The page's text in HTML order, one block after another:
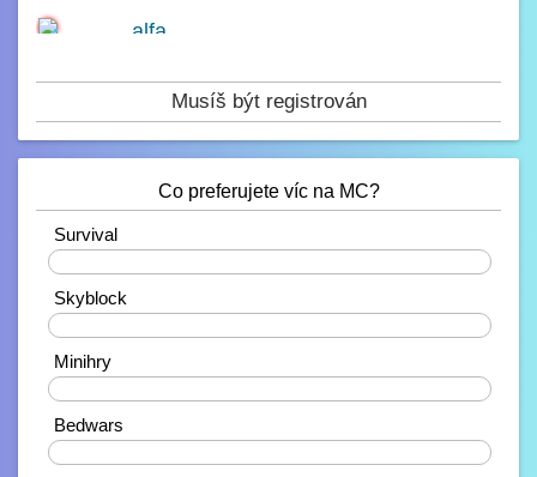
alfa
Paulie
Paulie
10.2. 2023, 21:38
Rendiikk_
Zdravíčko ????
7.2. 2023, 00:06
corveck
Musíš být registrován
Co preferujete víc na MC?
Survival
Skyblock
Minihry
0%
Bedwars